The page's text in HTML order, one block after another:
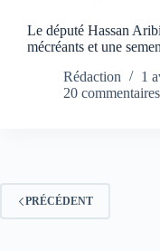
Le député Hassan
mécréants et une
Rédaction
1
20 commentaires
PRÉCÉDENT